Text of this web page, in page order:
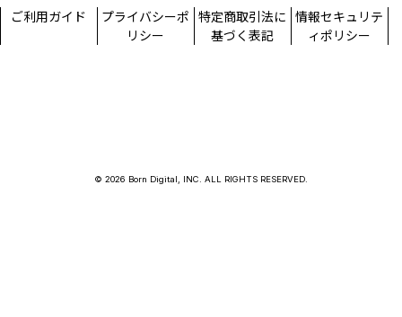
ご利用ガイド
プライバシーポ
リシー
特定商取引法に
基づく表記
情報セキュリテ
ィポリシー
© 2026 Born Digital, INC. ALL RIGHTS RESERVED.